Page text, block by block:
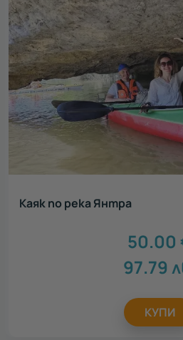
Каяк по река Янтра
50.00
97.79
КУПИ